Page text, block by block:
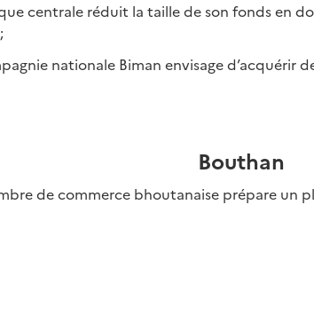
centrale réduit la taille de son fonds en
nationale Biman envisage d’acquérir
Bouthan
de commerce bhoutanaise prépare un